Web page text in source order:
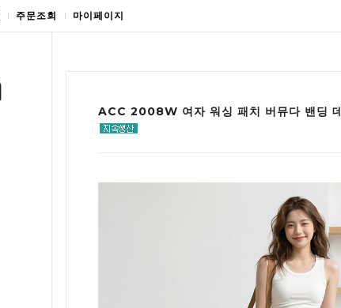
주문조회 마이페이지
ACC 2008W 여자 워싱 패치 버뮤다 밴딩